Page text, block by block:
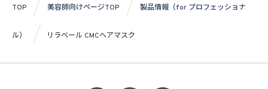
TOP 美容師向けページTOP 製品情報（for プロフェッショナ
ル） リラベール CMCヘアマスク